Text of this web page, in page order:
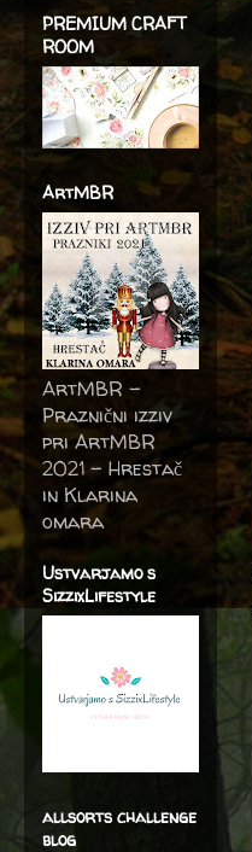
PREMIUM CRAFT
ROOM
ArtMBR
ArtMBR -
Praznični izziv
pri ArtMBR
2021 – Hrestač
in Klarina
omara
Ustvarjamo s
SizzixLifestyle
allsorts challenge
blog